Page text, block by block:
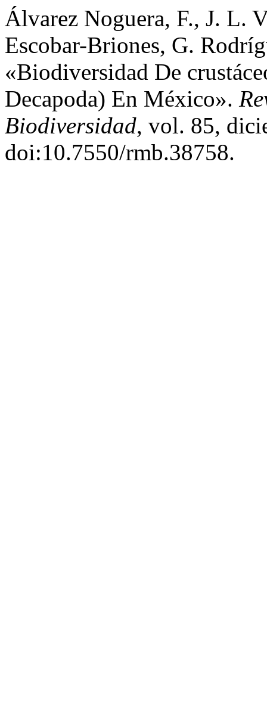
Álvarez Noguera, F., J. L.
Escobar-Briones, G.
«Biodiversidad De
Decapoda) En México».
Biodiversidad, vol. 85,
doi:10.7550/rmb.38758.